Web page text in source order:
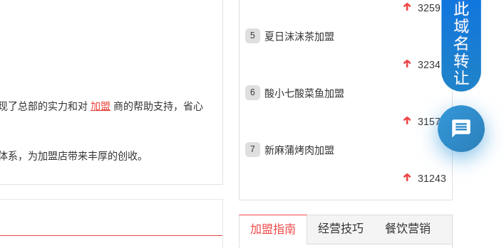
了总部的实力和对 加盟 商的帮助支持，省心
，为加盟店带来丰厚的创收。
32590
5 夏日沫沫茶加盟
32343
6 酸小七酸菜鱼加盟
31576
7 新麻蒲烤肉加盟
31243
加盟指南 经营技巧 餐饮营销